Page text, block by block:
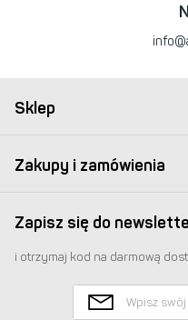
Sklep
Zakupy i zamówienia
Zapisz się do
i otrzymaj kod na darmową